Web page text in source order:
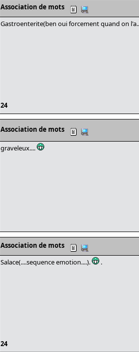
Association de mots
Gastroenterite(ben oui forcement quand on
24
Association de mots
graveleux....
Association de mots
Salace(....sequence emotion....).
.
24